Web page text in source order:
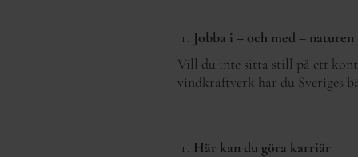
Jobba i – och med – naturen
Vill du inte sitta still på ett
vindkraftverk har du Sveriges
Här kan du göra karriär